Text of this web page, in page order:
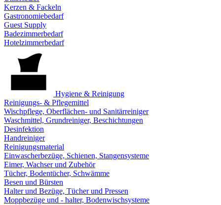
Kerzen & Fackeln
Gastronomiebedarf
Guest Supply
Badezimmerbedarf
Hotelzimmerbedarf
Hygiene & Reinigung
Reinigungs- & Pflegemittel
Wischpflege, Oberflächen- und Sanitärreiniger
Waschmittel, Grundreiniger, Beschichtungen
Desinfektion
Handreiniger
Reinigungsmaterial
Einwascherbezüge, Schienen, Stangensysteme
Eimer, Wachser und Zubehör
Tücher, Bodentücher, Schwämme
Besen und Bürsten
Halter und Bezüge, Tücher und Pressen
Moppbezüge und - halter, Bodenwischsysteme